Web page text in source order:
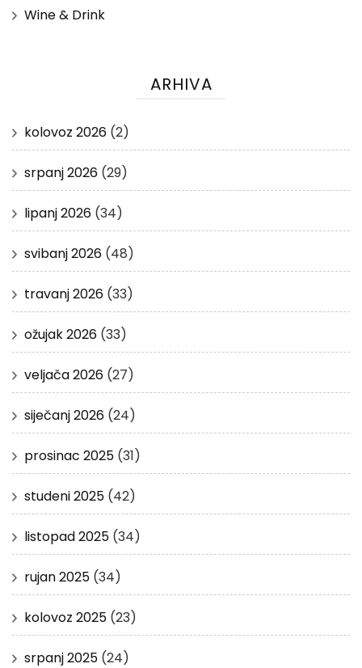
Wine & Drink
ARHIVA
kolovoz 2026 (2)
srpanj 2026 (29)
lipanj 2026 (34)
svibanj 2026 (48)
travanj 2026 (33)
ožujak 2026 (33)
veljača 2026 (27)
siječanj 2026 (24)
prosinac 2025 (31)
studeni 2025 (42)
listopad 2025 (34)
rujan 2025 (34)
kolovoz 2025 (23)
srpanj 2025 (24)